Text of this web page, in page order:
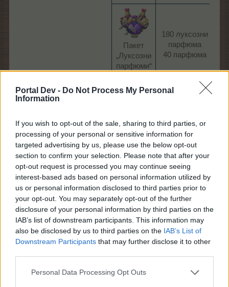
Portal Dev - Do Not Process My Personal
Information
If you wish to opt-out of the sale, sharing to third parties, or
processing of your personal or sensitive information for
targeted advertising by us, please use the below opt-out
section to confirm your selection. Please note that after your
opt-out request is processed you may continue seeing
interest-based ads based on personal information utilized by
us or personal information disclosed to third parties prior to
your opt-out. You may separately opt-out of the further
disclosure of your personal information by third parties on the
IAB’s list of downstream participants. This information may
also be disclosed by us to third parties on the IAB’s List of
Downstream Participants that may further disclose it to other
Personal Data Processing Opt Outs
Пакет
„Луксозни
парфюми“
180 луксозни
парфюма
40 парфюма​
Пакет
„Луксозни
парфюми“
L​
40 парфюма
4 луксозни
парфюма за
всеки съсед​
Пакет
„Луксозни
парфюми“
XL​
888 луксозни
парфюма
12 луксозни
парфюма за
всеки съсед
1
здравословно